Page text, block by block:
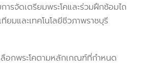
รจัดเตรียมพระโคและร่วมฝึกซ้อมไถ
มและเทคโนโลยีชีวภาพราชบุรี
ลือกพระโคตามหลักเกณฑ์ที่กำหนด